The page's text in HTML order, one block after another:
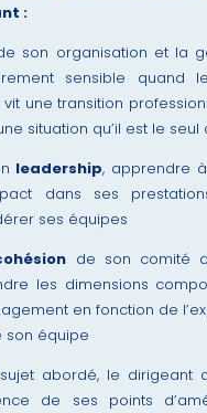
:
son organisation et la
sensible quand
une transition
situation qu’il est le
leadership, apprendre
dans ses
ses équipes
de son comité
les dimensions
en fonction de
son équipe
abordé, le
de ses points